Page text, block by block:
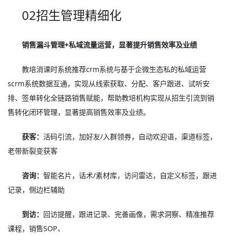
02招生管理精细化
销售漏斗管理+私域流量运营，显著提升销售效率及业绩
教培消课时系统推荐crm系统与基于企微生态私的私域运营
scrm系统数据互通，实现从线索获取、分配、客户跟进、试听安
排、签单转化全链路销售赋能，帮助教培机构实现从招生引流到销
售转化闭环管理，显著提高销售效率及业绩。
获客：活码引流，加好友/入群领券，自动欢迎语，渠道标签，
老带新裂变获客
咨询：智能名片，话术/素材库，访问雷达，自定义标签，跟进
记录，侧边栏辅助
到访： 回访提醒，跟进记录、完善画像，需求洞察、精准推荐
课程，销售SOP、